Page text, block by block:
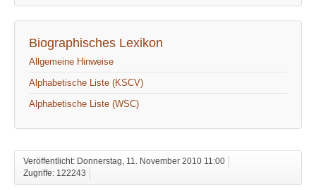
Biographisches Lexikon
Allgemeine Hinweise
Alphabetische Liste (KSCV)
Alphabetische Liste (WSC)
Veröffentlicht: Donnerstag, 11. November 2010 11:00
Zugriffe: 122243